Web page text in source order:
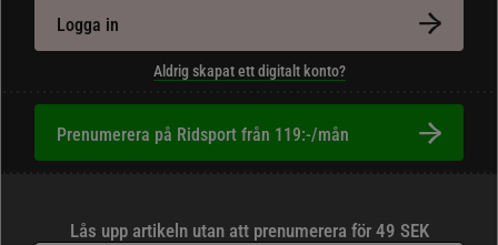
Logga in
Aldrig skapat ett digitalt konto?
Prenumerera på Ridsport från 119:-/mån